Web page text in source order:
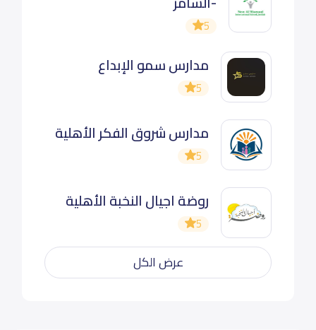
5
مدارس سمو الإبداع
5
مدارس شروق الفكر الأهلية
5
روضة اجيال النخبة الأهلية
5
عرض الكل